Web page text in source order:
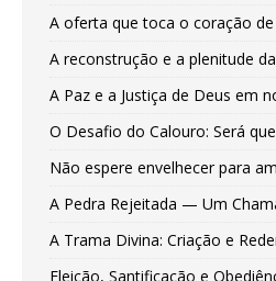
A oferta que toca o coração de
A reconstrução e a plenitude
A Paz e a Justiça de Deus em
O Desafio do Calouro: Será
Não espere envelhecer para
A Pedra Rejeitada — Um
A Trama Divina: Criação e
Eleição, Santificação e